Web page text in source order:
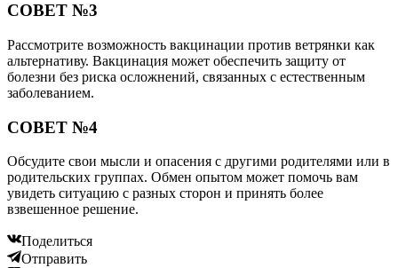
СОВЕТ №3
Рассмотрите возможность вакцинации против ветрянки как
альтернативу. Вакцинация может обеспечить защиту от
болезни без риска осложнений, связанных с естественным
заболеванием.
СОВЕТ №4
Обсудите свои мысли и опасения с другими родителями или в
родительских группах. Обмен опытом может помочь вам
увидеть ситуацию с разных сторон и принять более
взвешенное решение.
Поделиться
Отправить